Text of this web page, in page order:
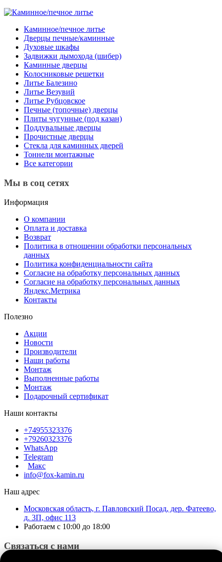
Каминное/печное литье
Дверцы печные/каминные
Духовые шкафы
Задвижки дымохода (шибер)
Каминные дверцы
Колосниковые решетки
Литье Балезино
Литье Везувий
Литье Рубцовское
Печные (топочные) дверцы
Плиты чугунные (под казан)
Поддувальные дверцы
Прочистные дверцы
Стекла для каминных дверей
Тоннели монтажные
Все категории
Мы в соц сетях
Информация
О компании
Оплата и доставка
Возврат
Политика в отношении обработки персональных
данных
Политика конфиденциальности сайта
Согласие на обработку персональных данных
Согласие на обработку персональных данных
Яндекс.Метрика
Контакты
Полезно
Акции
Новости
Производители
Наши работы
Монтаж
Выполненные работы
Монтаж
Подарочный сертификат
Наши контакты
+74955323376
+79260323376
WhatsApp
Telegram
Макс
info@fox-kamin.ru
Наш адрес
Московская область, г. Павловский Посад, дер. Фатеево,
д. 3П, офис 113
Работаем с 10:00 до 18:00
Связаться с нами